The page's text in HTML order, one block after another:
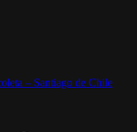
– Santiago de Chile